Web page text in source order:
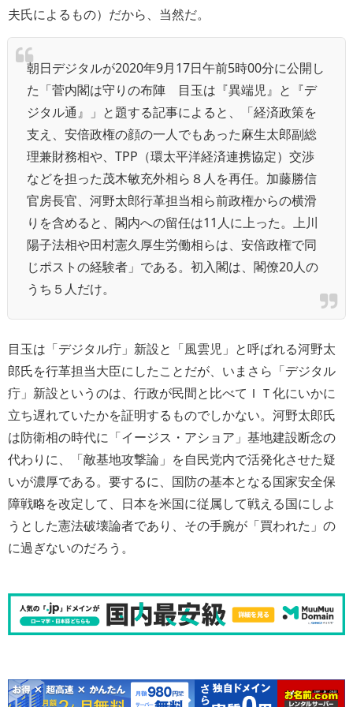
夫氏によるもの）だから、当然だ。
朝日デジタルが2020年9月17日午前5時00分に公開し
た「菅内閣は守りの布陣 目玉は『異端児』と『デ
ジタル通』
」と題する記事によると、「経済政策を
支え、安倍政権の顔の一人でもあった麻生太郎副総
理兼財務相や、TPP（環太平洋経済連携協定）交渉
などを担った茂木敏充外相ら８人を再任。加藤勝信
官房長官、河野太郎行革担当相ら前政権からの横滑
りを含めると、閣内への留任は11人に上った。上川
陽子法相や田村憲久厚生労働相らは、安倍政権で同
じポストの経験者」である。初入閣は、閣僚20人の
うち５人だけ。
目玉は「デジタル疔」新設と「風雲児」と呼ばれる河野太
郎氏を行革担当大臣にしたことだが、いまさら「デジタル
疔」新設というのは、行政が民間と比べてＩＴ化にいかに
立ち遅れていたかを証明するものでしかない。河野太郎氏
は防衛相の時代に「イージス・アショア」基地建設断念の
代わりに、「敵基地攻撃論」を自民党内で活発化させた疑
いが濃厚である。要するに、国防の基本となる国家安全保
障戦略を改定して、日本を米国に従属して戦える国にしよ
うとした憲法破壊論者であり、その手腕が「買われた」の
に過ぎないのだろう。